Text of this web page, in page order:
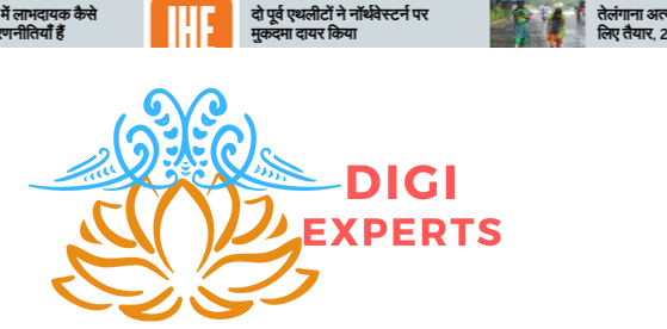
दो पूर्व एथलीटों ने नॉर्थवेस्टर्न पर
मुकदमा दायर किया
तेलंगाना अत्यधिक भारी बारिश के
लिए तैयार, 28 जुलाई तक ‘रेड’
अलर्ट जारी